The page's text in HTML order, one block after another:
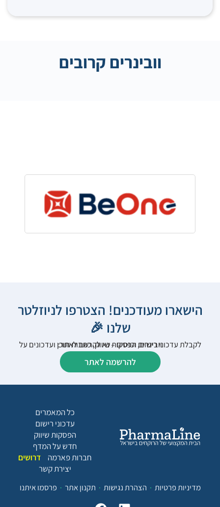
וובינרים קרובים
הישארו מעודכנים! הצטרפו לניוזלטר
שלנו 🎉
לקבלת עדכוני רישום, הפסקות שיווק, כתבות תוכן ועדכונים על וובינרים וכנסים – נא להרשם לאתר:
להרשמה לאתר
כל המאמרים
עדכוני רישום
הפסקות שיווק
חדש על המדף
חברות פארמה
דרושים
יצירת קשר
מדיניות פרטיות
הצהרת נגישות תקנון אתר פרסמו איתנו